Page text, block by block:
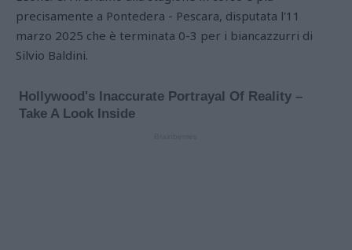
precisamente a Pontedera - Pescara, disputata l'11
marzo 2025 che è terminata 0-3 per i biancazzurri di
Silvio Baldini.